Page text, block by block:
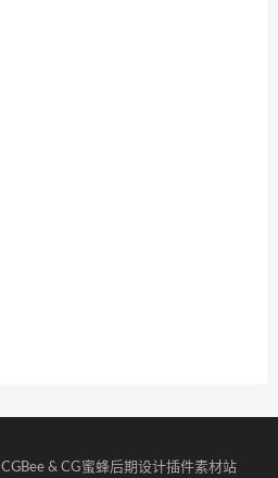
CGBee& CG蜜蜂后期设计插件素材站